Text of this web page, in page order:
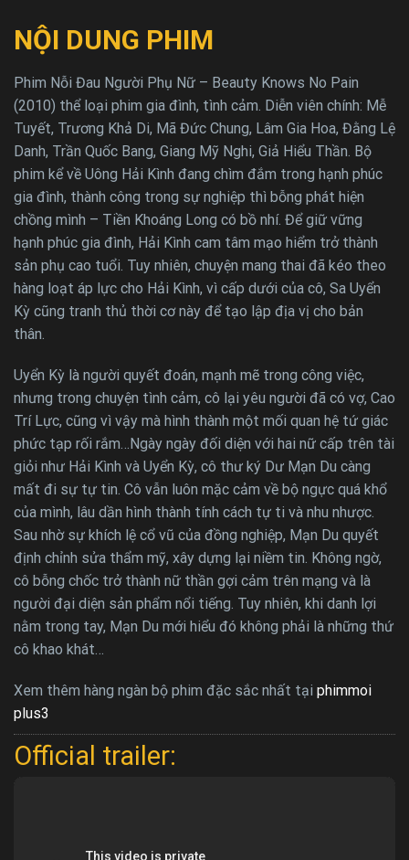
NỘI DUNG PHIM
Phim Nỗi Đau Người Phụ Nữ – Beauty Knows No Pain
(2010) thể loại phim gia đình, tình cảm. Diễn viên chính: Mễ
Tuyết, Trương Khả Di, Mã Đức Chung, Lâm Gia Hoa, Đằng Lệ
Danh, Trần Quốc Bang, Giang Mỹ Nghi, Giả Hiểu Thần. Bộ
phim kể về Uông Hải Kình đang chìm đắm trong hạnh phúc
gia đình, thành công trong sự nghiệp thì bỗng phát hiện
chồng mình – Tiền Khoáng Long có bồ nhí. Để giữ vững
hạnh phúc gia đình, Hải Kình cam tâm mạo hiểm trở thành
sản phụ cao tuổi. Tuy nhiên, chuyện mang thai đã kéo theo
hàng loạt áp lực cho Hải Kình, vì cấp dưới của cô, Sa Uyển
Kỳ cũng tranh thủ thời cơ này để tạo lập địa vị cho bản
thân.
Uyển Kỳ là người quyết đoán, mạnh mẽ trong công việc,
nhưng trong chuyện tình cảm, cô lại yêu người đã có vợ, Cao
Trí Lực, cũng vì vậy mà hình thành một mối quan hệ tứ giác
phức tạp rối rắm…Ngày ngày đối diện với hai nữ cấp trên tài
giỏi như Hải Kình và Uyển Kỳ, cô thư ký Dư Mạn Du càng
mất đi sự tự tin. Cô vẫn luôn mặc cảm về bộ ngực quá khổ
của mình, lâu dần hình thành tính cách tự ti và nhu nhược.
Sau nhờ sự khích lệ cổ vũ của đồng nghiệp, Mạn Du quyết
định chỉnh sửa thẩm mỹ, xây dựng lại niềm tin. Không ngờ,
cô bỗng chốc trở thành nữ thần gợi cảm trên mạng và là
người đại diện sản phẩm nổi tiếng. Tuy nhiên, khi danh lợi
nằm trong tay, Mạn Du mới hiểu đó không phải là những thứ
cô khao khát…
Xem thêm hàng ngàn bộ phim đặc sắc nhất tại phimmoi
plus3
Official trailer: